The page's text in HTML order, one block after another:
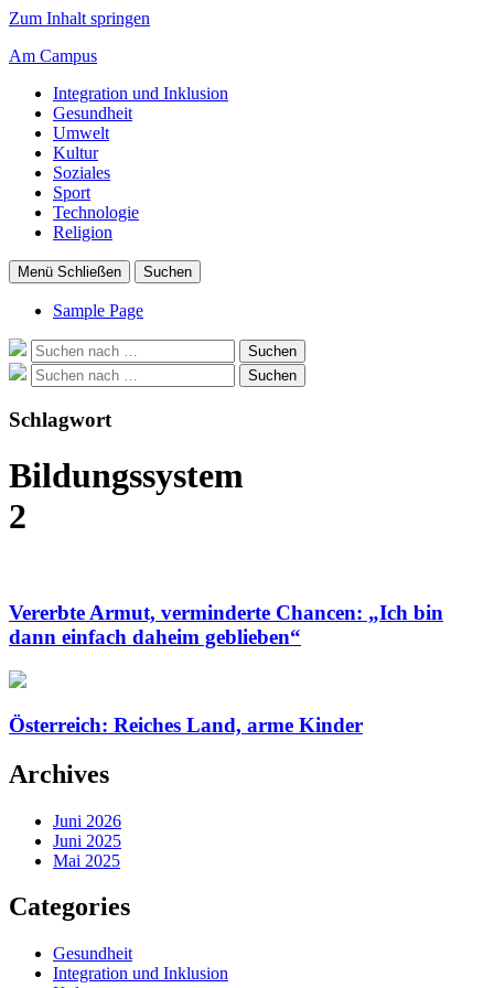
Zum Inhalt springen
Am Campus
Integration und Inklusion
Gesundheit
Umwelt
Kultur
Soziales
Sport
Technologie
Religion
Menü Schließen Suchen
Sample Page
Suche
nach:
Suchen
Suche
nach:
Suchen
Schlagwort
Bildungssystem
2
Vererbte Armut, verminderte Chancen: „Ich bin
dann einfach daheim geblieben“
Österreich: Reiches Land, arme Kinder
Archives
Juni 2026
Juni 2025
Mai 2025
Categories
Gesundheit
Integration und Inklusion